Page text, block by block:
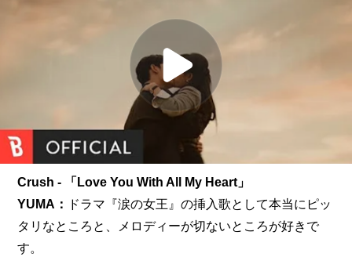
Crush - 「Love You With All My Heart」
YUMA：
ドラマ『涙の女王』の挿入歌として本当にピッ
タリなところと、メロディーが切ないところが好きで
す。